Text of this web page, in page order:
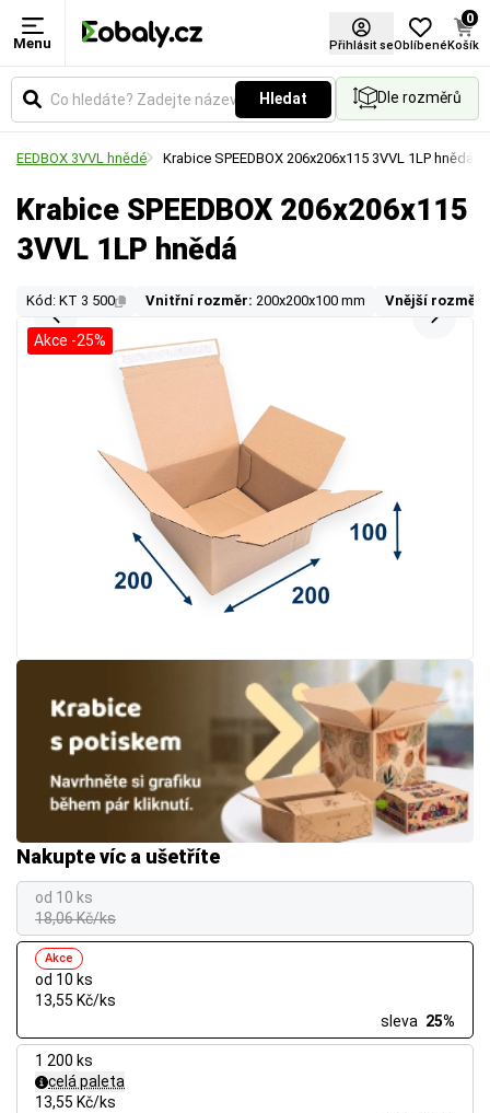
Menu Přihlásit seOblíbené
0
Košík
Hledat Dle rozměrů
3VVL hnědé Krabice SPEEDBOX 206x206x115 3VVL 1LP hnědá
Krabice SPEEDBOX 206x206x115
3VVL 1LP hnědá
Kód: KT 3 500 Vnitřní rozměr: 200x200x100 mm Vnější rozměr:
Nakupte víc a ušetříte
od 10 ks
18,06 Kč/ks
od 10 ks
Akce
13,55 Kč/ks
sleva 25%
1 200 ks
celá paleta
13,55 Kč/ks
Akce -25%